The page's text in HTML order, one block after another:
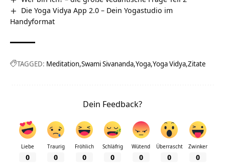
Die Yoga Vidya App 2.0 – Dein Yogastudio im
Handyformat
TAGGED: Meditation Swami Sivananda Yoga Yoga Vidya Zitate
Dein Feedback?
Liebe
0
Traurig
0
Fröhlich
0
Schläfrig
0
Wütend
0
Überrascht
0
Zwinker
0